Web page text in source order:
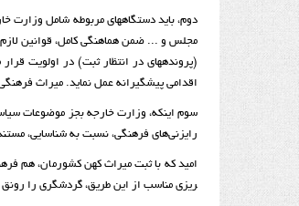
دوم، باید دستگاه­ها­ی مربوطه شامل وزارت
مجلس و ... ضمن هماهنگی کامل، قوانین لازم
(پرونده­های در انتظار ثبت) در اولویت
اقدامی پیشگیرانه عمل نماید. میراث فرهنگی
سوم اینکه، وزارت خارجه بجز موضوعات
رایزنی‌های فرهنگی، نسبت به شناسایی،
ریزی مناسب از این طریق، گردشگری را